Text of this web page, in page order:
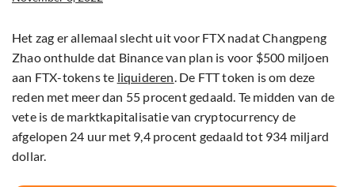
Het zag er allemaal slecht uit voor FTX nadat Changpeng
Zhao onthulde dat Binance van plan is voor $500 miljoen
aan FTX-tokens te liquideren. De FTT token is om deze
reden met meer dan 55 procent gedaald. Te midden van de
vete is de marktkapitalisatie van cryptocurrency de
afgelopen 24 uur met 9,4 procent gedaald tot 934 miljard
dollar.